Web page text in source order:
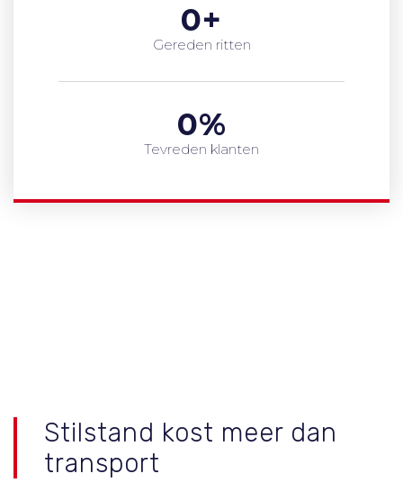
Gereden ritten
0+
Tevreden klanten
0%
Stilstand kost meer dan
transport